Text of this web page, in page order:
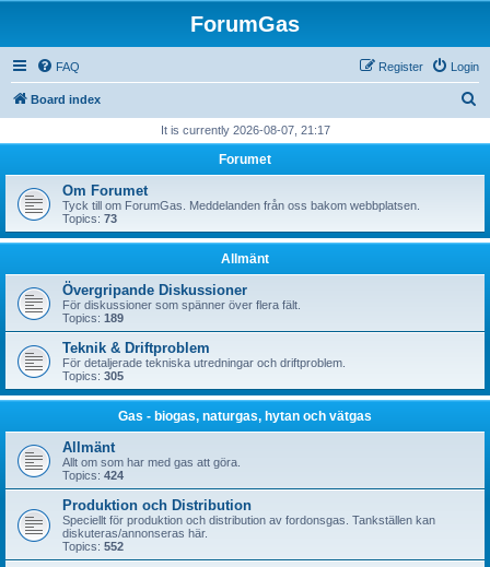
ForumGas
FAQ Login
Register
Board index
r
h
It is currently 2026-08-07, 21:17
Forumet
Om Forumet
Tyck till om ForumGas. Meddelanden från oss bakom webbplatsen.
Topics: 73
Allmänt
Övergripande Diskussioner
För diskussioner som spänner över flera fält.
Topics: 189
Teknik & Driftproblem
För detaljerade tekniska utredningar och driftproblem.
Topics: 305
Gas - biogas, naturgas, hytan och vätgas
Allmänt
Allt om som har med gas att göra.
Topics: 424
Produktion och Distribution
Speciellt för produktion och distribution av fordonsgas. Tankställen kan
diskuteras/annonseras här.
Topics: 552